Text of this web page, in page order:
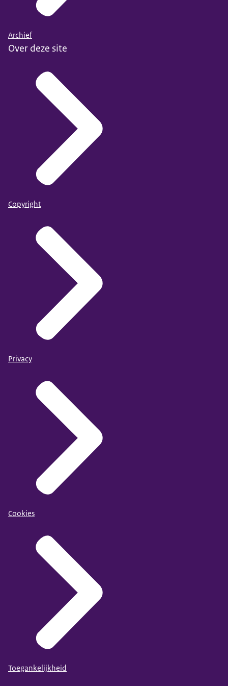
Archief
Over deze site
Copyright
Privacy
Cookies
Toegankelijkheid